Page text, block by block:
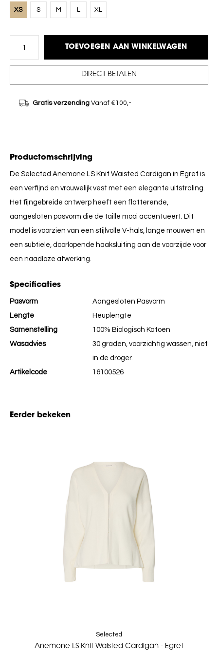
XS S M L XL
TOEVOEGEN AAN WINKELWAGEN
DIRECT BETALEN
Gratis verzendingVanaf €100,-
Productomschrijving
De Selected Anemone LS Knit Waisted Cardigan in Egret is
een verfijnd en vrouwelijk vest met een elegante uitstraling.
Het fijngebreide ontwerp heeft een flatterende,
aangesloten pasvorm die de taille mooi accentueert. Dit
model is voorzien van een stijlvolle V-hals, lange mouwen en
een subtiele, doorlopende haaksluiting aan de voorzijde voor
een naadloze afwerking.
Specificaties
Pasvorm
Aangesloten Pasvorm
Lengte
Heuplengte
Samenstelling
100% Biologisch Katoen
Wasadvies
30 graden, voorzichtig wassen, niet
in de droger.
Artikelcode
16100526
Eerder bekeken
Selected
Anemone LS Knit Waisted Cardigan - Egret